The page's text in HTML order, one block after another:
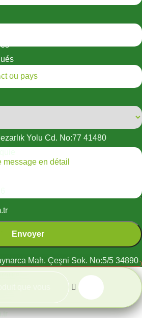
Yolu Cd. No:77 41480
Mah. Çeşni Sok. No:5/5 34890